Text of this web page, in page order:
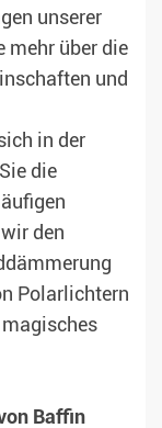
unserer
mehr über die
und
in der
die
den
Polarlichtern
Baffin